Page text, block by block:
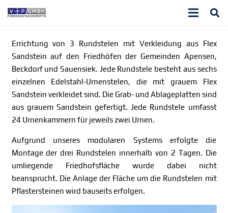
Errichtung von 3 Rundstelen mit Verkleidung aus Flex
Sandstein auf den Friedhöfen der Gemeinden Apensen,
Beckdorf und Sauensiek. Jede Rundstele besteht aus sechs
einzelnen Edelstahl-Urnenstelen, die mit grauem Flex
Sandstein verkleidet sind. Die Grab- und Ablageplatten sind
aus grauem Sandstein gefertigt. Jede Rundstele umfasst
24 Urnenkammern für jeweils zwei Urnen.
Aufgrund unseres modularen Systems erfolgte die
Montage der drei Rundstelen innerhalb von 2 Tagen. Die
umliegende Friedhofsfläche wurde dabei nicht
beansprucht. Die Anlage der Fläche um die Rundstelen mit
Pflastersteinen wird bauseits erfolgen.